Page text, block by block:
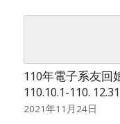
110年電子系友回
110.10.1-110.
2021年11月24日